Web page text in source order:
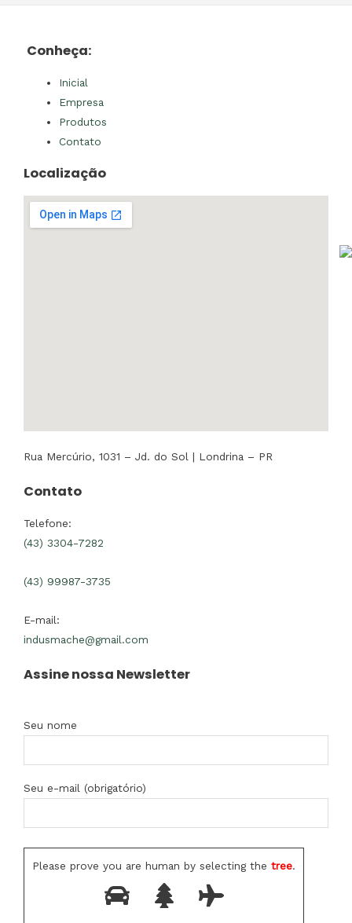
Conheça:
Inicial
Empresa
Produtos
Contato
Localização
Rua Mercúrio, 1031 – Jd. do Sol | Londrina – PR
Contato
Telefone:
(43) 3304-7282
(43) 99987-3735
E-mail:
indusmache@gmail.com
Assine nossa Newsletter
Seu nome
Seu e-mail (obrigatório)
Please prove you are human by selecting the tree.